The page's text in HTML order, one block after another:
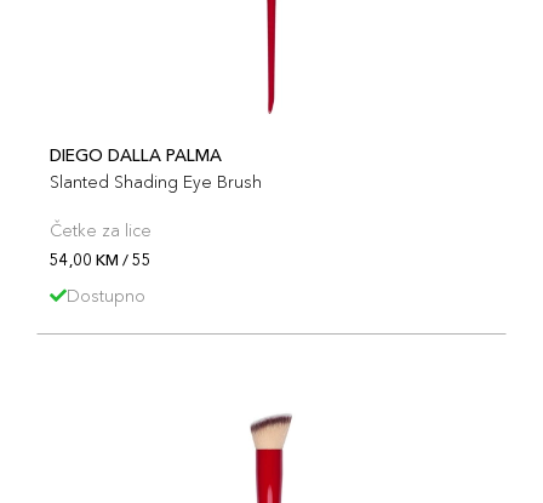
DIEGO DALLA PALMA
Slanted Shading Eye Brush
Četke za lice
54,00 KM / 55
Dostupno